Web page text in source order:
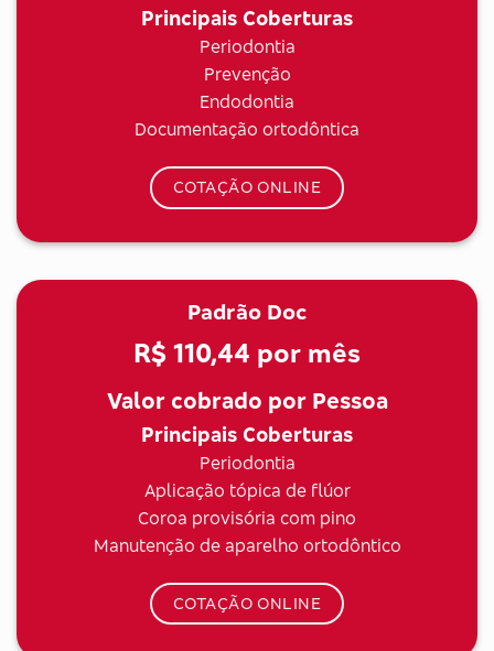
Principais Coberturas
Periodontia
Prevenção
Endodontia
Documentação ortodôntica
COTAÇÃO ONLINE
Padrão Doc
R$ 110,44 por mês
Valor cobrado por Pessoa
Principais Coberturas
Periodontia
Aplicação tópica de flúor
Coroa provisória com pino
Manutenção de aparelho ortodôntico
COTAÇÃO ONLINE